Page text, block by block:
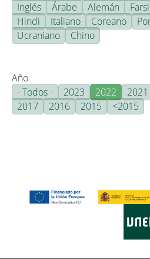
Inglés
Árabe Alemán Farsi
Hindi
Italiano Coreano
Ucraniano
Chino
Año
- Todos -
2023 2022 2021
2017
2016 2015 <2015